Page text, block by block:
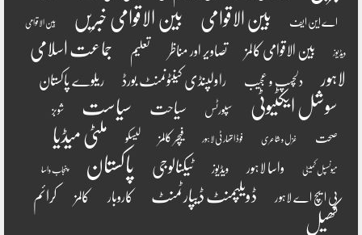
اے این ایف بین الاقوامی بین الاقوامی خبریں بین الاقوامی
ویڈیوز بین الاقوامی کالمز تصاویر اور مناظر تعلیم
جماعت اسلامی
لاہور
دلچسپ و عجیب راولپنڈی کینٹونمنٹ بورڈ ریلوے پاکستان
سوشل ایکٹیوٹی سپورٹس سیاحت سیاست شوبز
صحت غزل و شاعری فوڈ اتھارٹی لاہور فیچر کالمز لیسکو ملٹی میڈیا
میونسپل کمیٹی واسا لاہور ویڈیوز ٹیکنالوجی پاکستان پنجاب واسا
پی ایچ اے لاہور ڈویلپمنٹ ڈیپارٹمنٹ کاروبار کالمز کرائم
کھیل